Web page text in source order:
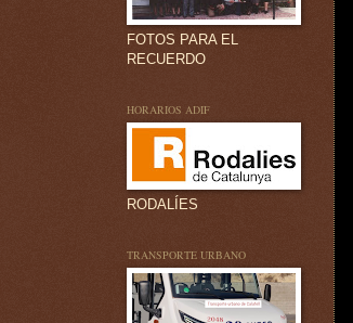
FOTOS PARA EL
RECUERDO
HORARIOS ADIF
RODALÍES
TRANSPORTE URBANO